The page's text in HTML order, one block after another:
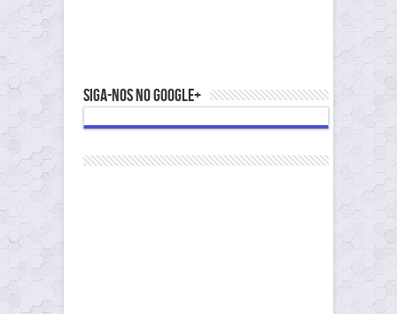
Siga-nos no Google+